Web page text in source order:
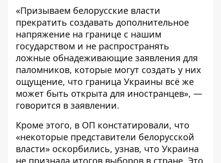
«Призываем белорусские власти
прекратить создавать дополнительное
напряжение на границе с нашим
государством и не распространять
ложные обнадеживающие заявления для
паломников, которые могут создать у них
ощущение, что граница Украины всё же
может быть открыта для иностранцев», —
говорится в заявлении.
Кроме этого, в ОП констатировали, что
«некоторые представители белорусской
власти» оскорбились, узнав, что Украина
не признала итогов выборов в стране. Это